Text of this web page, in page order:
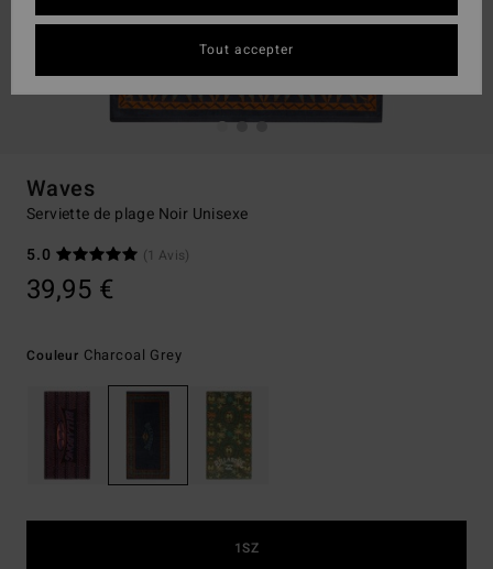
Waves
Serviette de plage Noir Unisexe
5.0
(1 Avis)
39,95 €
Couleur Charcoal Grey
1SZ
Tout accepter